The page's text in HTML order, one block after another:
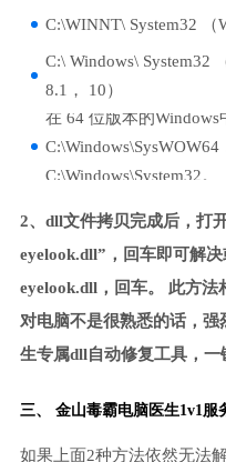
C:\WINNT\ System32 （
C:\ Windows\ System32
8.1， 10）
在 64 位版本的
C:\Windows\System32。
2、dll文件拷贝完成后，打
eyelook.dll”，回车即可解
eyelook.dll，回车。 此方
对电脑不是很熟悉的话，
生专属dll自动修复工具，一
三、 金山毒霸电脑医生1v1服
如果上面2种方法依然无法